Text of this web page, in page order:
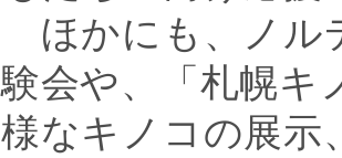
ほかにも、ノル
験会や、「札幌キ
様なキノコの展示